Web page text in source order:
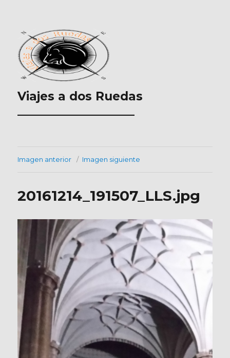
Viajes a dos Ruedas
___________________
Imagen anterior Imagen siguiente
20161214_191507_LLS.jpg